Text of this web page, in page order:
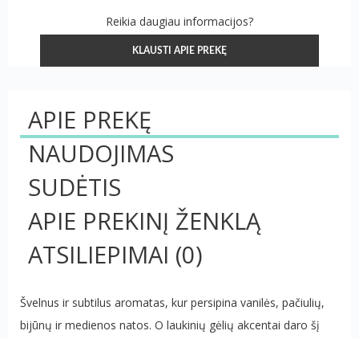
Reikia daugiau informacijos?
KLAUSTI APIE PREKĘ
APIE PREKĘ
NAUDOJIMAS
SUDĖTIS
APIE PREKINĮ ŽENKLĄ
ATSILIEPIMAI (0)
Švelnus ir subtilus aromatas, kur persipina vanilės, pačiulių,
bijūnų ir medienos natos. O laukinių gėlių akcentai daro šį